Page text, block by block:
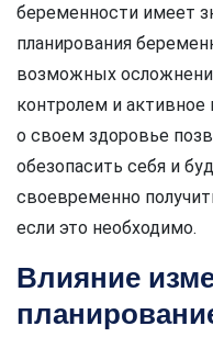
беременности имеет
планирования
возможных
контролем и
о своем здоровье
обезопасить себя и
своевременно
если это необходимо.
Влияние